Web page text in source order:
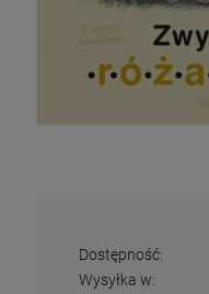
Dostępność:
Wysyłka w: